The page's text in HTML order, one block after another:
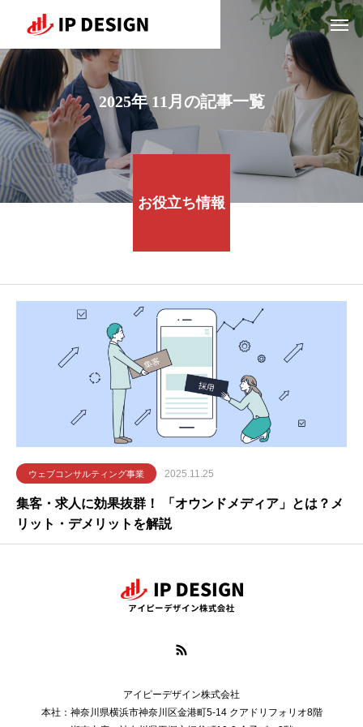
2025年 11月の記事一覧
お役立ち情報
ウェブコンサルティング事業 2025.11.25
集客・求人に効果抜群！ 「オウンドメディア」とは？メ
リット・デメリットを解説
アイピーデザイン株式会社
本社：神奈川県横浜市神奈川区金港町5-14 クアドリフォリオ8階